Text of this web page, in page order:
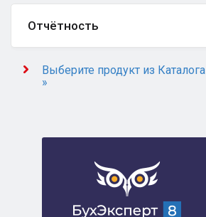
Отчётность
Выберите продукт из Каталога
»